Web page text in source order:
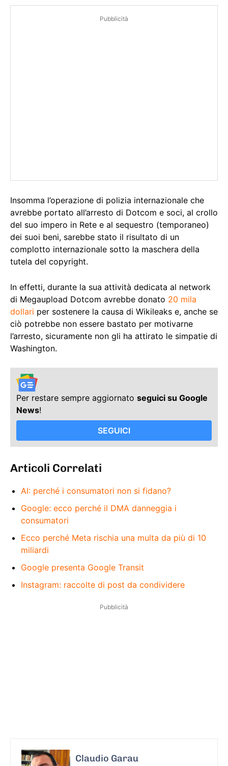
Pubblicità
Insomma l’operazione di polizia internazionale che
avrebbe portato all’arresto di Dotcom e soci, al crollo
del suo impero in Rete e al sequestro (temporaneo)
dei suoi beni, sarebbe stato il risultato di un
complotto internazionale sotto la maschera della
tutela del copyright.
In effetti, durante la sua attività dedicata al network
di Megaupload Dotcom avrebbe donato 20 mila
dollari per sostenere la causa di Wikileaks e, anche se
ciò potrebbe non essere bastato per motivarne
l’arresto, sicuramente non gli ha attirato le simpatie di
Washington.
Per restare sempre aggiornato seguici su Google
News!
SEGUICI
Articoli Correlati
AI: perché i consumatori non si fidano?
Google: ecco perché il DMA danneggia i
consumatori
Ecco perché Meta rischia una multa da più di 10
miliardi
Google presenta Google Transit
Instagram: raccolte di post da condividere
Pubblicità
Claudio Garau